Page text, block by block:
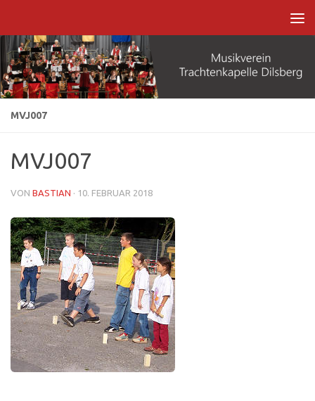
MVJ007
MVJ007
VON BASTIAN · 10. FEBRUAR 2018